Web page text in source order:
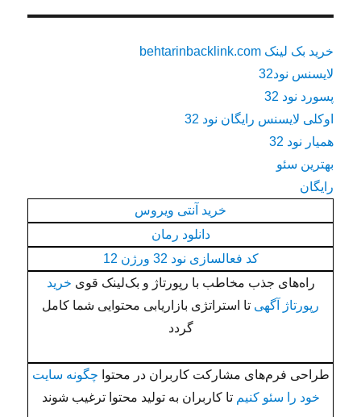
خرید بک لینک behtarinbacklink.com
لایسنس نود32
پسورد نود 32
اوکلی لایسنس رایگان نود 32
همیار نود 32
بهترین سئو
رایگان
خرید آنتی ویروس
دانلود رمان
کد فعالسازی نود 32 ورژن 12
راه‌های جذب مخاطب با رپورتاژ و بک‌لینک قوی خرید
رپورتاژ آگهی تا استراتژی بازاریابی محتوایی شما کامل
گردد
طراحی فرم‌های مشارکت کاربران در محتوا چگونه سایت
خود را سئو کنیم تا کاربران به تولید محتوا ترغیب شوند